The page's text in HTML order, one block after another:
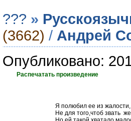
??? »
(3662) / Андрей
Опубликовано:
Распечатать произведение
Я полюбил ее из жалости,
Не для того,чтоб звать